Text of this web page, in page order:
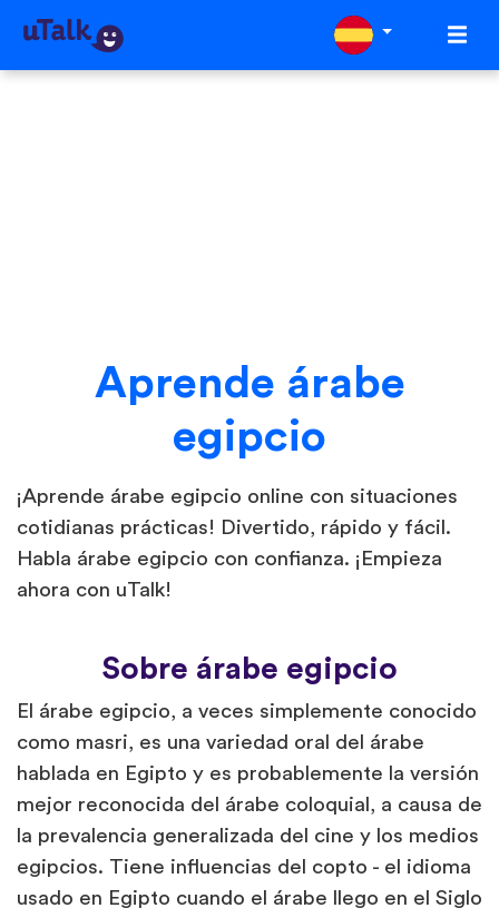
Aprende árabe
egipcio
¡Aprende árabe egipcio online con situaciones
cotidianas prácticas! Divertido, rápido y fácil.
Habla árabe egipcio con confianza. ¡Empieza
ahora con uTalk!
Sobre árabe egipcio
El árabe egipcio, a veces simplemente conocido
como masri, es una variedad oral del árabe
hablada en Egipto y es probablemente la versión
mejor reconocida del árabe coloquial, a causa de
la prevalencia generalizada del cine y los medios
egipcios. Tiene influencias del copto - el idioma
usado en Egipto cuando el árabe llego en el Siglo